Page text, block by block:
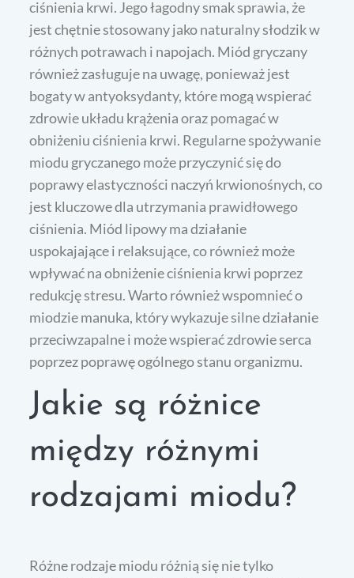
ciśnienia krwi. Jego łagodny smak sprawia, że
jest chętnie stosowany jako naturalny słodzik w
różnych potrawach i napojach. Miód gryczany
również zasługuje na uwagę, ponieważ jest
bogaty w antyoksydanty, które mogą wspierać
zdrowie układu krążenia oraz pomagać w
obniżeniu ciśnienia krwi. Regularne spożywanie
miodu gryczanego może przyczynić się do
poprawy elastyczności naczyń krwionośnych, co
jest kluczowe dla utrzymania prawidłowego
ciśnienia. Miód lipowy ma działanie
uspokajające i relaksujące, co również może
wpływać na obniżenie ciśnienia krwi poprzez
redukcję stresu. Warto również wspomnieć o
miodzie manuka, który wykazuje silne działanie
przeciwzapalne i może wspierać zdrowie serca
poprzez poprawę ogólnego stanu organizmu.
Jakie są różnice
między różnymi
rodzajami miodu?
Różne rodzaje miodu różnią się nie tylko